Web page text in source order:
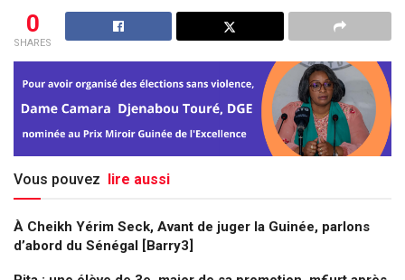
0
SHARES
Vous pouvez lire aussi
À Cheikh Yérim Seck, Avant de juger la Guinée, parlons
d’abord du Sénégal [Barry3]